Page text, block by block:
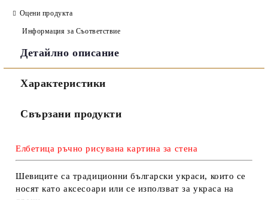
Ние ще се свържем с вас в рамките на работния ден.
Оцени продукта
Информация за Съответствие
Детайлно описание
Характеристики
Свързани продукти
Елбетица ръчно рисувана картина за стена
Шевиците са традиционни български украси, които се
носят като аксесоари или се използват за украса на